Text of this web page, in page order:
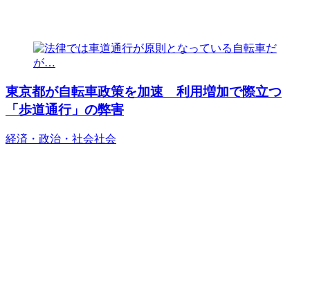
東京都が自転車政策を加速 利用増加で際立つ
「歩道通行」の弊害
経済・政治・社会社会